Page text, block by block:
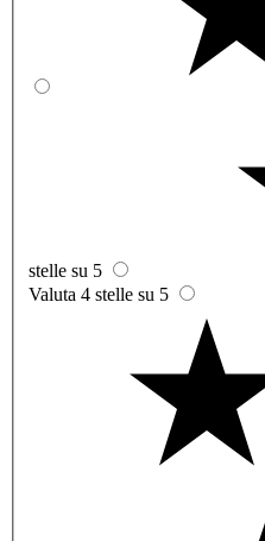
stelle su 5
Valuta 4 stelle su 5